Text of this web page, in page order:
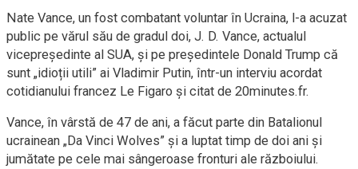
Nate Vance, un fost combatant voluntar în Ucraina, l-a acuzat
public pe vărul său de gradul doi, J. D. Vance, actualul
vicepreședinte al SUA, și pe președintele Donald Trump că
sunt „idioții utili” ai Vladimir Putin, într-un interviu acordat
cotidianului francez Le Figaro și citat de 20minutes.fr.
Vance, în vârstă de 47 de ani, a făcut parte din Batalionul
ucrainean „Da Vinci Wolves” și a luptat timp de doi ani și
jumătate pe cele mai sângeroase fronturi ale războiului.